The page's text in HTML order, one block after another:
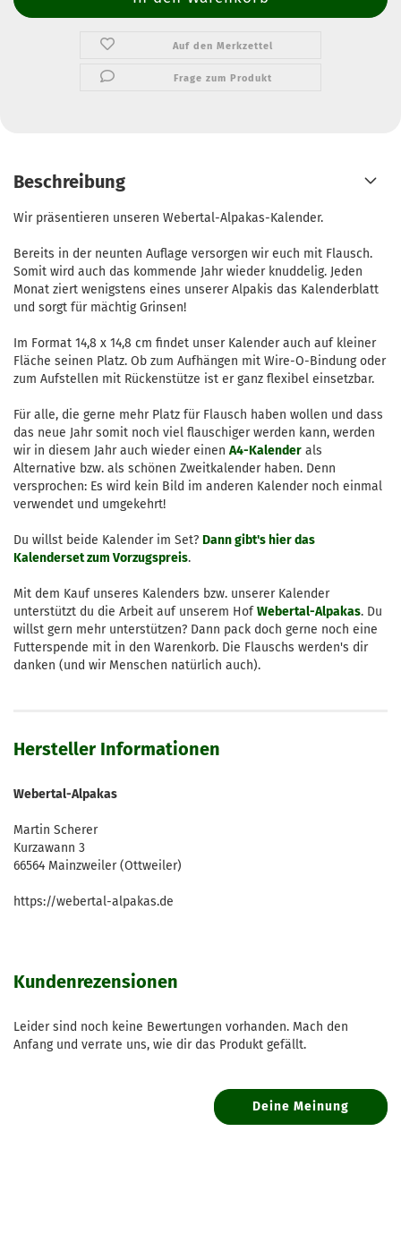
Auf den Merkzettel
Frage zum Produkt
Beschreibung
Wir präsentieren unseren Webertal-Alpakas-Kalender.
Bereits in der neunten Auflage versorgen wir euch mit Flausch.
Somit wird auch das kommende Jahr wieder knuddelig. Jeden
Monat ziert wenigstens eines unserer Alpakis das Kalenderblatt
und sorgt für mächtig Grinsen!
Im Format 14,8 x 14,8 cm findet unser Kalender auch auf kleiner
Fläche seinen Platz. Ob zum Aufhängen mit Wire-O-Bindung oder
zum Aufstellen mit Rückenstütze ist er ganz flexibel einsetzbar.
Für alle, die gerne mehr Platz für Flausch haben wollen und dass
das neue Jahr somit noch viel flauschiger werden kann, werden
wir in diesem Jahr auch wieder einen A4-Kalender als
Alternative bzw. als schönen Zweitkalender haben. Denn
versprochen: Es wird kein Bild im anderen Kalender noch einmal
verwendet und umgekehrt!
Du willst beide Kalender im Set? Dann gibt's hier das
Kalenderset zum Vorzugspreis.
Mit dem Kauf unseres Kalenders bzw. unserer Kalender
unterstützt du die Arbeit auf unserem HofWebertal-Alpakas. Du
willst gern mehr unterstützen? Dann pack doch gerne noch eine
Futterspende mit in den Warenkorb. Die Flauschs werden's dir
danken (und wir Menschen natürlich auch).
Hersteller Informationen
Webertal-Alpakas
Martin Scherer
Kurzawann 3
66564 Mainzweiler (Ottweiler)
https://webertal-alpakas.de
Kundenrezensionen
Leider sind noch keine Bewertungen vorhanden. Mach den
Anfang und verrate uns, wie dir das Produkt gefällt.
Deine Meinung